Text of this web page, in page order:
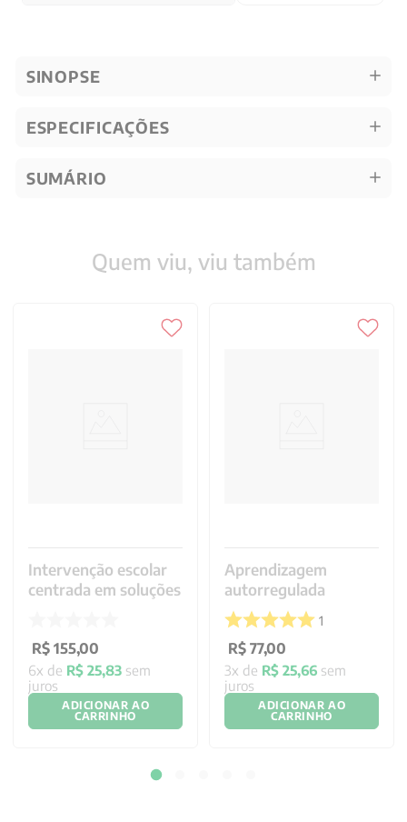
SINOPSE
ESPECIFICAÇÕES
SUMÁRIO
Quem viu, viu também
Intervenção escolar
centrada em soluções
R$ 155,00
6x de R$ 25,83 sem
juros
ADICIONAR AO
CARRINHO
Aprendizagem
autorregulada
1
R$ 77,00
3x de R$ 25,66 sem
juros
ADICIONAR AO
CARRINHO